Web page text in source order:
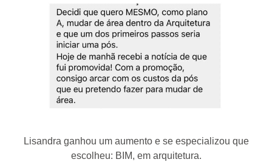
Lisandra ganhou um aumento e se especializou que
escolheu: BIM, em arquitetura.